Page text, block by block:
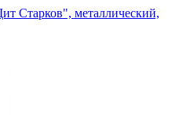
Старков", металлический,